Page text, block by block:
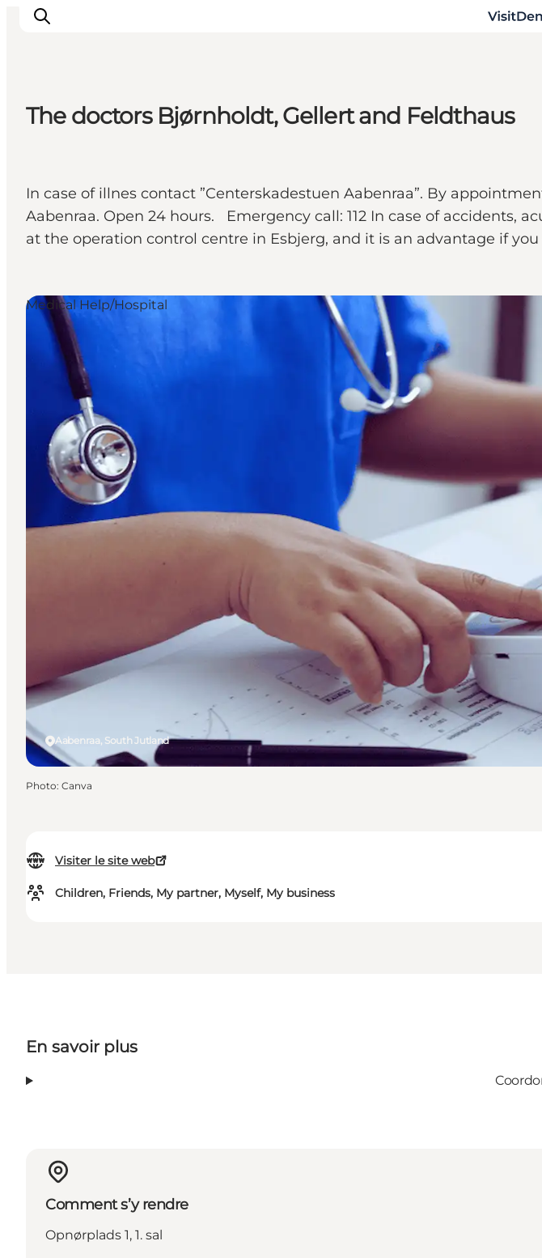
Quoi faire
Hébergements
Planifiez votre voyage
The doctors Bjørnholdt, Gellert and Feldthaus
In case of illnes contact ”Centerskadestuen Aabenraa”. By
Aabenraa. Open 24 hours. Emergency call: 112 In case of accidents,
at the operation control centre in Esbjerg, and it is an advantage if
Visiter le site web
Children, Friends, My partner, Myself, My business
Aabenraa, South Jutland
Medical Help/Hospital
Photo: Canva
En savoir plus
Comment s’y rendre
Opnørplads 1, 1. sal